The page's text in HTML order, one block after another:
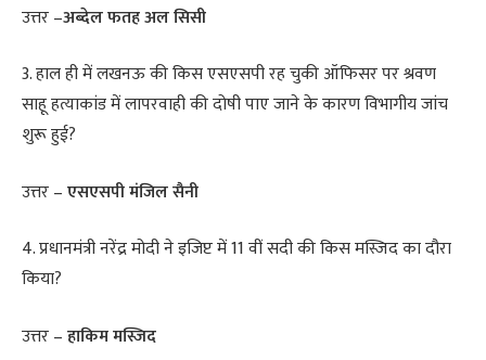
उत्तर –अब्देल फतह अल सिसी
3. हाल ही में लखनऊ की किस एसएसपी रह चुकी ऑफिसर पर श्रवण
साहू हत्याकांड में लापरवाही की दोषी पाए जाने के कारण विभागीय जांच
शुरू हुई?
उत्तर –एसएसपी मंजिल सैनी
4. प्रधानमंत्री नरेंद्र मोदी ने इजिप्ट में 11 वीं सदी की किस मस्जिद का दौरा
किया?
उत्तर –हाकिम मस्जिद